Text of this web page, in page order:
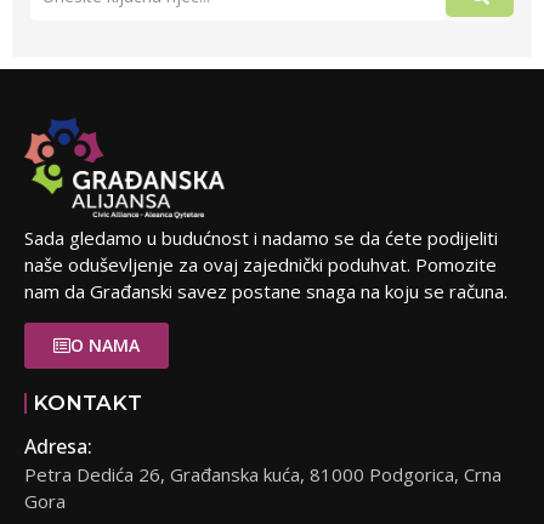
Sada gledamo u budućnost i nadamo se da ćete podijeliti
naše oduševljenje za ovaj zajednički poduhvat. Pomozite
nam da Građanski savez postane snaga na koju se računa.
O NAMA
KONTAKT
Adresa:
Petra Dedića 26, Građanska kuća, 81000 Podgorica, Crna
Gora